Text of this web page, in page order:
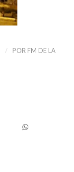
/ POR FM DE LA